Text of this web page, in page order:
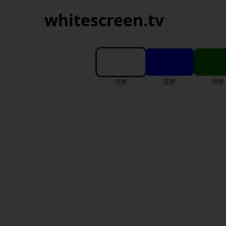
whitescreen.tv
白屏 蓝屏 绿屏